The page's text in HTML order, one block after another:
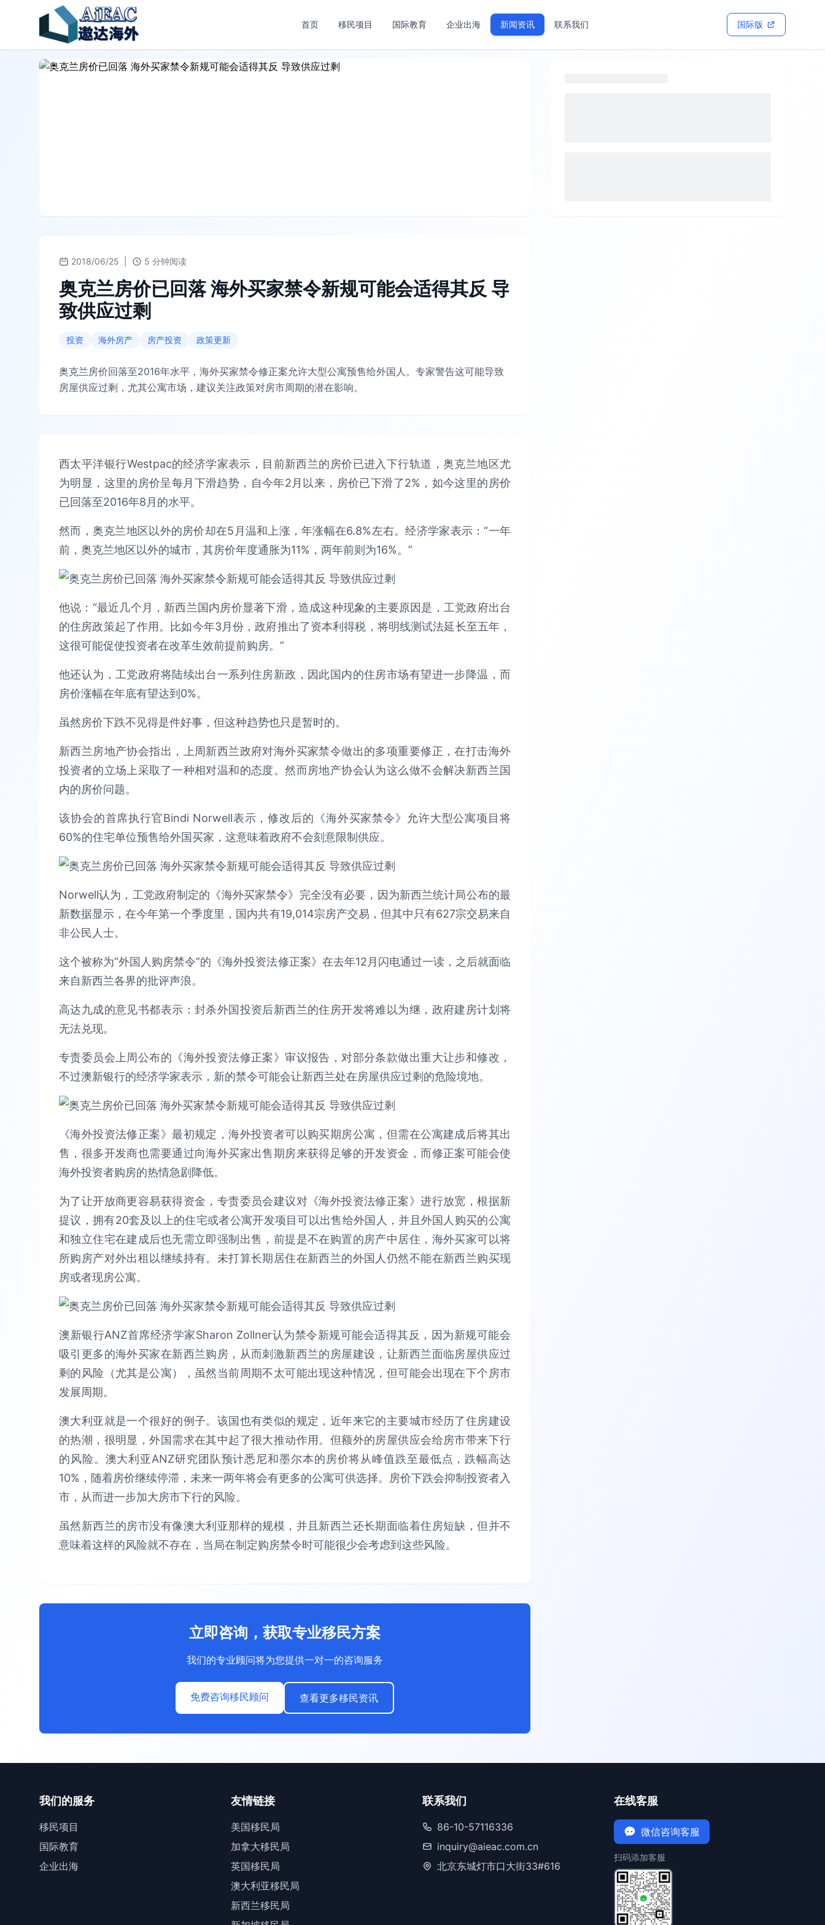
首页 移民项目 国际教育 企业出海 新闻资讯 联系我们 国际版
2018/06/25 5 分钟阅读
奥克兰房价已回落 海外买家禁令新规可能会适得其反 导
致供应过剩
投资 海外房产 房产投资 政策更新
奥克兰房价回落至2016年水平，海外买家禁令修正案允许大型公寓预售给外国人。专家警告这可能导致
房屋供应过剩，尤其公寓市场，建议关注政策对房市周期的潜在影响。
西太平洋银行Westpac的经济学家表示，目前新西兰的房价已进入下行轨道，奥克兰地区尤
为明显，这里的房价呈每月下滑趋势，自今年2月以来，房价已下滑了2%，如今这里的房价
已回落至2016年8月的水平。
然而，奥克兰地区以外的房价却在5月温和上涨，年涨幅在6.8%左右。经济学家表示：“一年
前，奥克兰地区以外的城市，其房价年度通胀为11%，两年前则为16%。”
他说：“最近几个月，新西兰国内房价显著下滑，造成这种现象的主要原因是，工党政府出台
的住房政策起了作用。比如今年3月份，政府推出了资本利得税，将明线测试法延长至五年，
这很可能促使投资者在改革生效前提前购房。”
他还认为，工党政府将陆续出台一系列住房新政，因此国内的住房市场有望进一步降温，而
房价涨幅在年底有望达到0%。
虽然房价下跌不见得是件好事，但这种趋势也只是暂时的。
新西兰房地产协会指出，上周新西兰政府对海外买家禁令做出的多项重要修正，在打击海外
投资者的立场上采取了一种相对温和的态度。然而房地产协会认为这么做不会解决新西兰国
内的房价问题。
该协会的首席执行官Bindi Norwell表示，修改后的《海外买家禁令》允许大型公寓项目将
60%的住宅单位预售给外国买家，这意味着政府不会刻意限制供应。
Norwell认为，工党政府制定的《海外买家禁令》完全没有必要，因为新西兰统计局公布的最
新数据显示，在今年第一个季度里，国内共有19,014宗房产交易，但其中只有627宗交易来自
非公民人士。
这个被称为“外国人购房禁令”的《海外投资法修正案》在去年12月闪电通过一读，之后就面临
来自新西兰各界的批评声浪。
高达九成的意见书都表示：封杀外国投资后新西兰的住房开发将难以为继，政府建房计划将
无法兑现。
专责委员会上周公布的《海外投资法修正案》审议报告，对部分条款做出重大让步和修改，
不过澳新银行的经济学家表示，新的禁令可能会让新西兰处在房屋供应过剩的危险境地。
《海外投资法修正案》最初规定，海外投资者可以购买期房公寓，但需在公寓建成后将其出
售，很多开发商也需要通过向海外买家出售期房来获得足够的开发资金，而修正案可能会使
海外投资者购房的热情急剧降低。
为了让开放商更容易获得资金，专责委员会建议对《海外投资法修正案》进行放宽，根据新
提议，拥有20套及以上的住宅或者公寓开发项目可以出售给外国人，并且外国人购买的公寓
和独立住宅在建成后也无需立即强制出售，前提是不在购置的房产中居住，海外买家可以将
所购房产对外出租以继续持有。未打算长期居住在新西兰的外国人仍然不能在新西兰购买现
房或者现房公寓。
澳新银行ANZ首席经济学家Sharon Zollner认为禁令新规可能会适得其反，因为新规可能会
吸引更多的海外买家在新西兰购房，从而刺激新西兰的房屋建设，让新西兰面临房屋供应过
剩的风险（尤其是公寓），虽然当前周期不太可能出现这种情况，但可能会出现在下个房市
发展周期。
澳大利亚就是一个很好的例子。该国也有类似的规定，近年来它的主要城市经历了住房建设
的热潮，很明显，外国需求在其中起了很大推动作用。但额外的房屋供应会给房市带来下行
的风险。澳大利亚ANZ研究团队预计悉尼和墨尔本的房价将从峰值跌至最低点，跌幅高达
10%，随着房价继续停滞，未来一两年将会有更多的公寓可供选择。房价下跌会抑制投资者入
市，从而进一步加大房市下行的风险。
虽然新西兰的房市没有像澳大利亚那样的规模，并且新西兰还长期面临着住房短缺，但并不
意味着这样的风险就不存在，当局在制定购房禁令时可能很少会考虑到这些风险。
立即咨询，获取专业移民方案
我们的专业顾问将为您提供一对一的咨询服务
免费咨询移民顾问 查看更多移民资讯
我们的服务
移民项目
国际教育
企业出海
友情链接
美国移民局
加拿大移民局
英国移民局
澳大利亚移民局
新西兰移民局
联系我们
86-10-57116336
inquiry@aieac.com.cn
北京东城灯市口大街33#616
在线客服
微信咨询客服
扫码添加客服